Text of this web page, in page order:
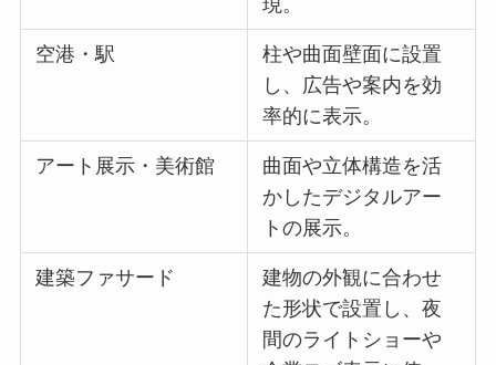
現。
空港・駅
柱や曲面壁面に設置
し、広告や案内を効
率的に表示。
アート展示・美術館
曲面や立体構造を活
かしたデジタルアー
トの展示。
建築ファサード
建物の外観に合わせ
た形状で設置し、夜
間のライトショーや